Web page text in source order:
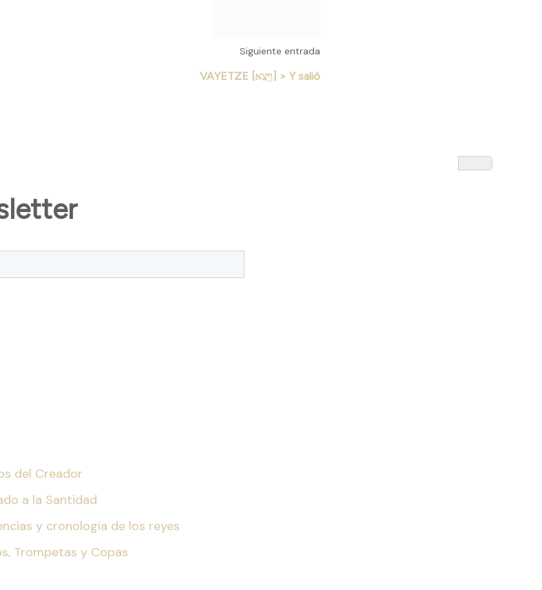
Siguiente entrada
VAYETZE [וַיֵּצֵא] > Y salió
del Creador
a la Santidad
y cronología de los reyes
Trompetas y Copas